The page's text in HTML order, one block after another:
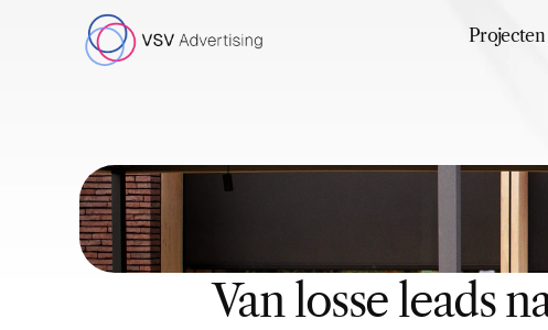
Projecten
Van losse leads